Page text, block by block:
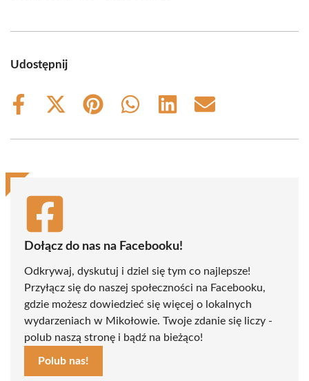
Udostępnij
Share
Share
(Twitter)
Share
Share
Share
Share
Dołącz do nas na Facebooku!
Odkrywaj, dyskutuj i dziel się tym co najlepsze!
Przyłącz się do naszej społeczności na Facebooku,
gdzie możesz dowiedzieć się więcej o lokalnych
wydarzeniach w Mikołowie. Twoje zdanie się liczy -
polub naszą stronę i bądź na bieżąco!
Polub nas!